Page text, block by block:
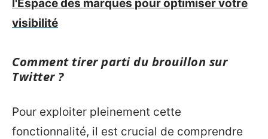
l'Espace des marques pour optimiser votre
visibilité
Comment tirer parti du brouillon sur
Twitter ?
Pour exploiter pleinement cette
fonctionnalité, il est crucial de comprendre